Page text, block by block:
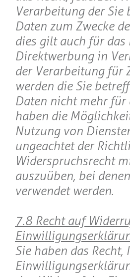
Verarbeitung der Sie
Daten zum Zwecke
dies gilt auch für
Direktwerbung in
der Verarbeitung für
werden die Sie
Daten nicht mehr für
haben die
Nutzung von
ungeachtet der
Widerspruchsrecht
auszuüben, bei
verwendet werden.
7.8 Recht auf
Sie haben das